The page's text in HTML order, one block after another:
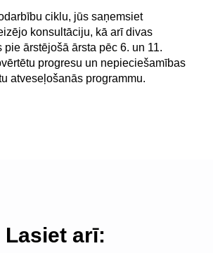
ciklu, jūs saņemsiet
konsultāciju, kā arī divas
ārstējošā ārsta pēc 6. un 11.
progresu un nepieciešamības
atveseļošanās programmu.
Lasiet arī:
Bubnovska